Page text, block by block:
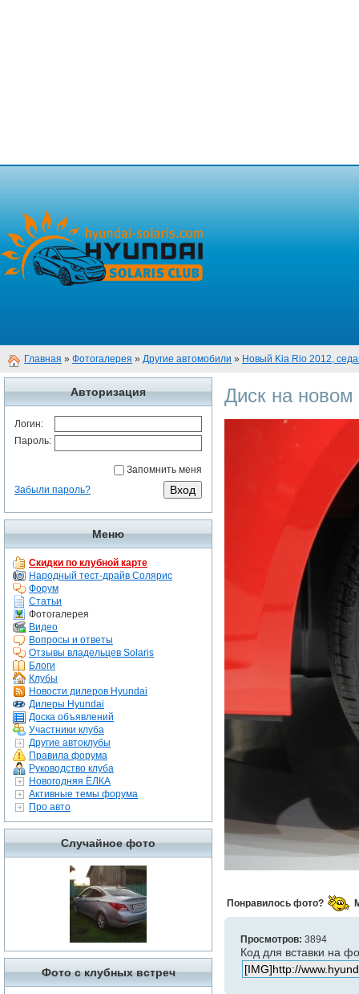
Главная » Фотогалерея » Другие автомобили » Новый Kia Rio 2012,
Авторизация
Логин:
Пароль:
Запомнить меня
Забыли пароль?
Меню
Скидки по клубной карте
Народный тест-драйв Солярис
Форум
Статьи
Фотогалерея
Видео
Вопросы и ответы
Отзывы владельцев Solaris
Блоги
Клубы
Новости дилеров Hyundai
Дилеры Hyundai
Доска объявлений
Участники клуба
Другие автоклубы
Правила форума
Руководство клуба
Новогодняя ЁЛКА
Активные темы форума
Про авто
Случайное фото
Фото с клубных встреч
Диск на новом
Понравилось фото?
Просмотров: 3894
Код для вставки на